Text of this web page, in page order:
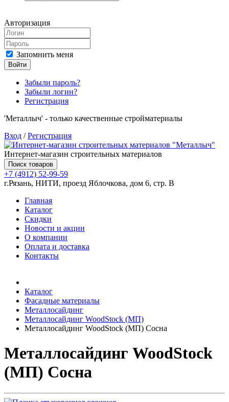
Авторизация
Запомнить меня
Войти
Забыли пароль?
Забыли логин?
Регистрация
'Металлыч' - только качественные стройматериалы
Вход /Регистрация
Интернет-магазин строительных материалов
Поиск товаров
+7 (4912) 52-99-59
г.Рязань, НИТИ, проезд Яблочкова, дом 6, стр. В
Главная
Каталог
Скидки
Новости и акции
О компании
Оплата и доставка
Контакты
Каталог
Фасадные материалы
Металлосайдинг
Металлосайдинг WoodStock (МП)
Металлосайдинг WoodStock (МП) Сосна
Металлосайдинг WoodStock
(МП) Сосна